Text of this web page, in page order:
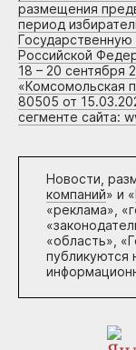
размещения
период
Российской
18 – 20 сентября
«Комсомольская
80505 от
сегменте сайта:
Новости,
компаний» и «
«реклама»,
«область»,
публикуются